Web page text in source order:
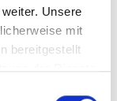
Unsere
mit
bereitgestellt
der Dienste
– II ZR 77/24)
Nach §§ 133,
wie
des Briefkopfes
offiziellen